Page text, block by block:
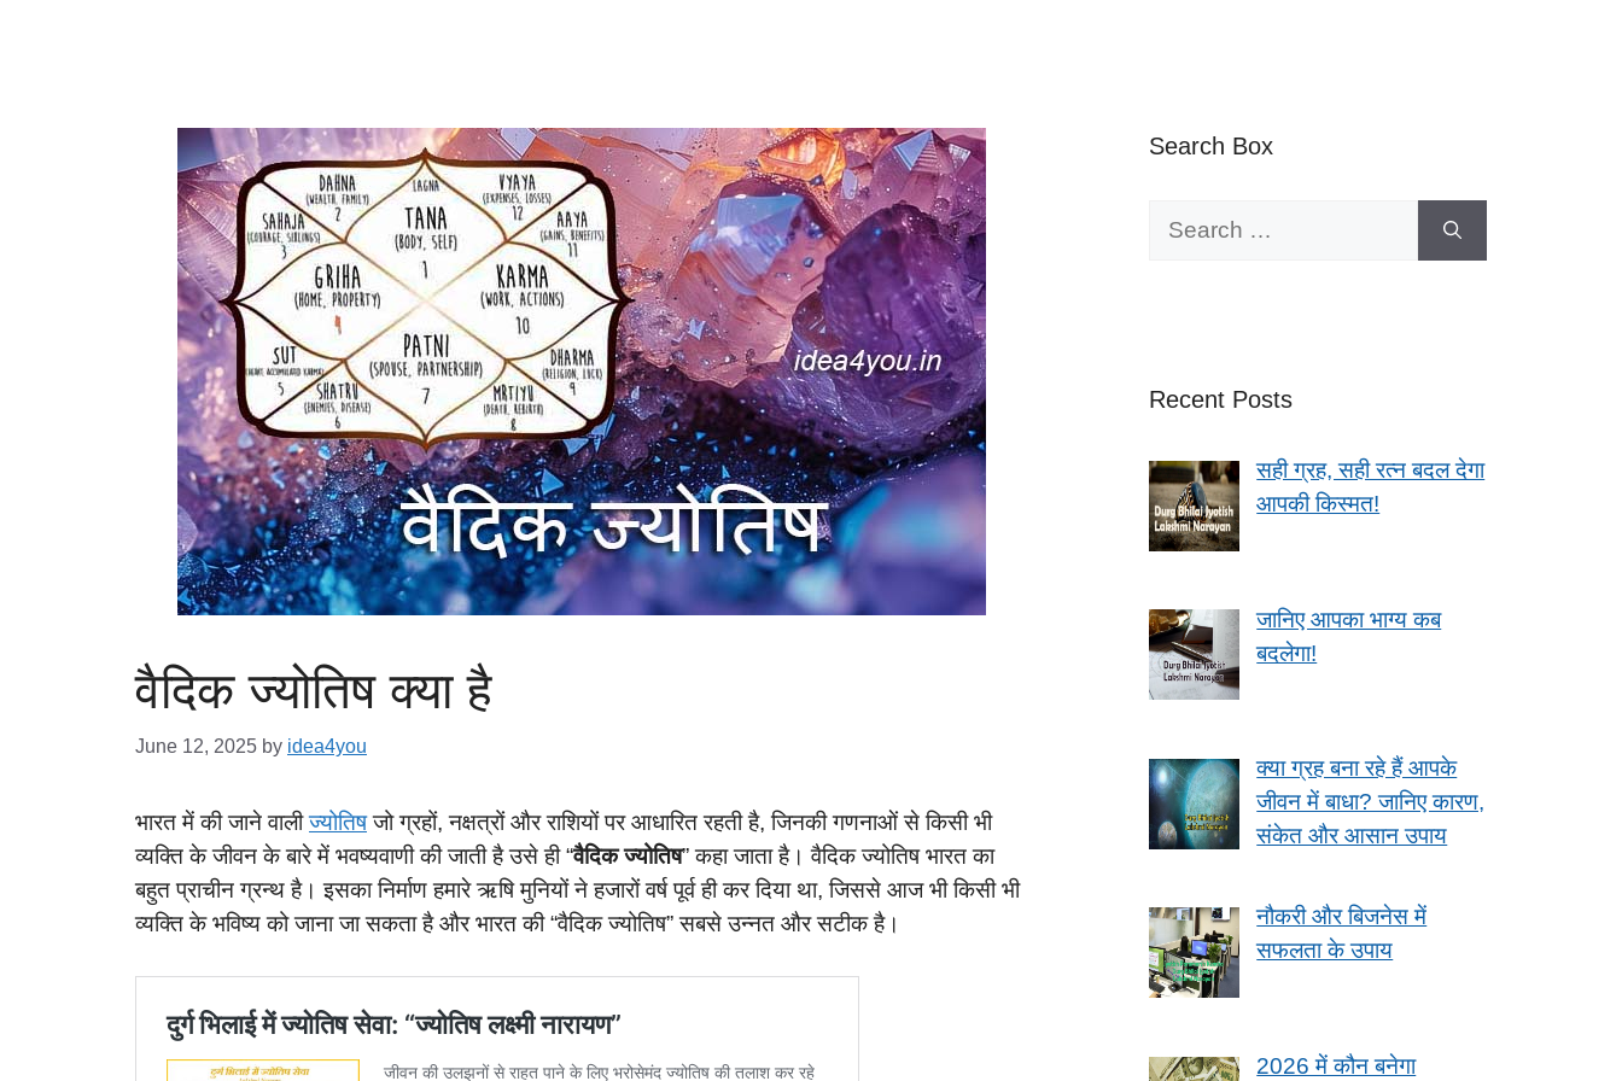
वैदिक ज्योतिष क्या है
June 12, 2025 by idea4you
भारत में की जाने वालीज्योतिषजो ग्रहों, नक्षत्रों और राशियों पर आधारित रहती है, जिनकी गणनाओं से किसी भी
व्यक्ति के जीवन के बारे में भवष्यवाणी की जाती है उसे ही “वैदिक ज्योतिष” कहा जाता है। वैदिक ज्योतिष भारत का
बहुत प्राचीन ग्रन्थ है। इसका निर्माण हमारे ऋषि मुनियों ने हजारों वर्ष पूर्व ही कर दिया था, जिससे आज भी किसी भी
व्यक्ति के भविष्य को जाना जा सकता है और भारत की “वैदिक ज्योतिष” सबसे उन्नत और सटीक है।
Search Box
Recent Posts
सही ग्रह, सही रत्न बदल देगा
आपकी किस्मत!
जानिए आपका भाग्य कब
बदलेगा!
क्या ग्रह बना रहे हैं आपके
जीवन में बाधा? जानिए कारण,
संकेत और आसान उपाय
नौकरी और बिजनेस में
सफलता के उपाय
2026 में कौन बनेगा